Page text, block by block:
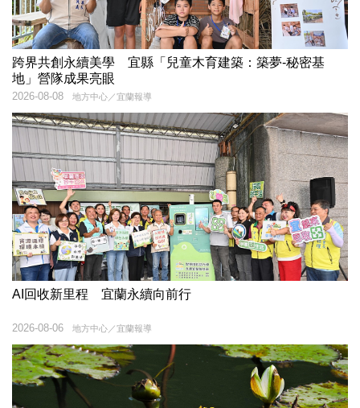
跨界共創永續美學 宜縣「兒童木育建築：築夢-秘密基
地」營隊成果亮眼
地方中心／宜蘭報導
2026-08-08
AI回收新里程 宜蘭永續向前行
地方中心／宜蘭報導
2026-08-06